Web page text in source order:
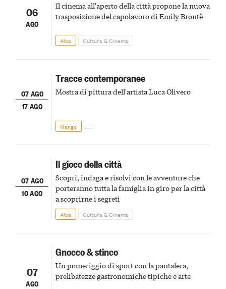
06
AGO
Il cinema all'aperto della città propone la nuova
trasposizione del capolavoro di Emily Brontë
Alba Cultura & Cinema
07 AGO
17 AGO
Tracce contemporanee
Mostra di pittura dell'artista Luca Olivero
Mango
07 AGO
10 AGO
Il gioco della città
Scopri, indaga e risolvi con le avventure che
porteranno tutta la famiglia in giro per la città
a scoprirne i segreti
Alba Cultura & Cinema
07
AGO
Gnocco & stinco
Un pomeriggio di sport con la pantalera,
prelibatezze gastronomiche tipiche e arte